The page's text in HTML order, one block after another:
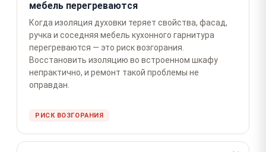
мебель перегреваются
Когда изоляция духовки теряет свойства, фасад,
ручка и соседняя мебель кухонного гарнитура
перегреваются — это риск возгорания.
Восстановить изоляцию во встроенном шкафу
непрактично, и ремонт такой проблемы не
оправдан.
РИСК ВОЗГОРАНИЯ